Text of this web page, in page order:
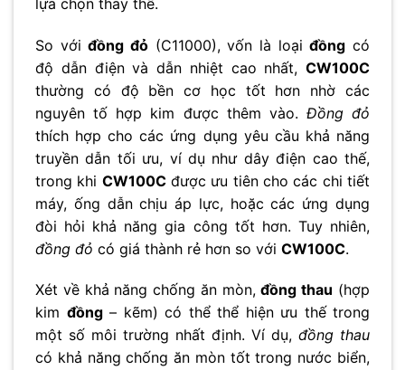
So vớiđồng đỏ (C11000), vốn là loạiđồng có
độ dẫn điện và dẫn nhiệt cao nhất, CW100C
thường có độ bền cơ học tốt hơn nhờ các
nguyên tố hợp kim được thêm vào. Đồng đỏ
thích hợp cho các ứng dụng yêu cầu khả năng
truyền dẫn tối ưu, ví dụ như dây điện cao thế,
trong khi CW100Cđược ưu tiên cho các chi tiết
máy, ống dẫn chịu áp lực, hoặc các ứng dụng
đòi hỏi khả năng gia công tốt hơn. Tuy nhiên,
đồng đỏ có giá thành rẻ hơn so với CW100C.
Xét về khả năng chống ăn mòn,đồng thau (hợp
kim đồng– kẽm) có thể thể hiện ưu thế trong
một số môi trường nhất định. Ví dụ, đồng thau
có khả năng chống ăn mòn tốt trong nước biển,